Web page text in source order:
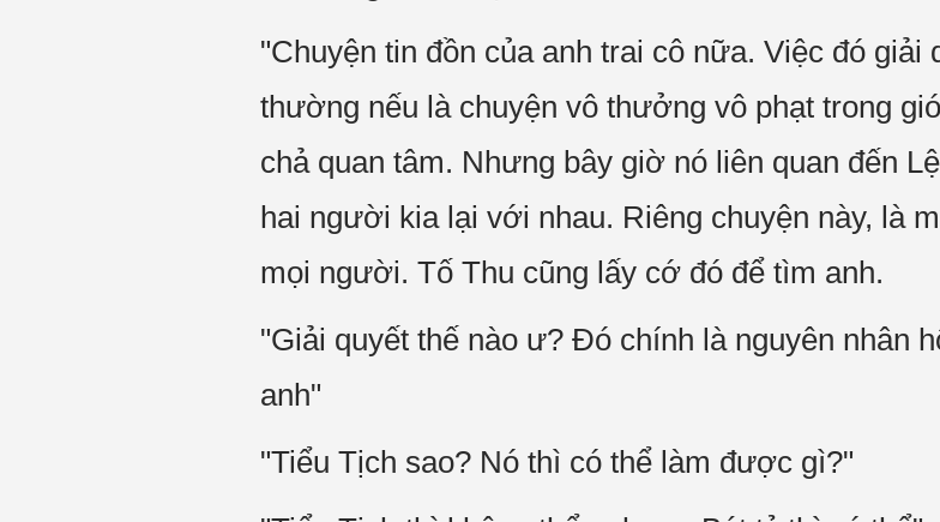
"Chuyện tin đồn của anh trai cô nữa. Việc đó giải
thường nếu là chuyện vô thưởng vô phạt trong
chả quan tâm. Nhưng bây giờ nó liên quan đến
hai người kia lại với nhau. Riêng chuyện này, là
mọi người. Tố Thu cũng lấy cớ đó để tìm anh.
"Giải quyết thế nào ư? Đó chính là nguyên nhân
anh"
"Tiểu Tịch sao? Nó thì có thể làm được gì?"